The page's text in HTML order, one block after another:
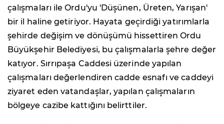
çalışmaları ile Ordu'yu 'Düşünen, Üreten, Yarışan'
bir il haline getiriyor. Hayata geçirdiği yatırımlarla
şehirde değişim ve dönüşümü hissettiren Ordu
Büyükşehir Belediyesi, bu çalışmalarla şehre değer
katıyor. Sırrıpaşa Caddesi üzerinde yapılan
çalışmaları değerlendiren cadde esnafı ve caddeyi
ziyaret eden vatandaşlar, yapılan çalışmaların
bölgeye cazibe kattığını belirttiler.